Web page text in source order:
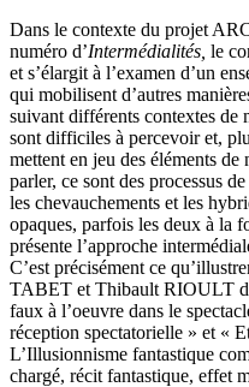
Dans le contexte du projet
numéro d’Intermédialités, le
et s’élargit à l’examen d’un
qui mobilisent d’autres
suivant différents contextes de
sont difficiles à percevoir et,
mettent en jeu des éléments
parler, ce sont des processus
les chevauchements et les
opaques, parfois les deux à la
présente l’approche
C’est précisément ce
TABET et Thibault RIOULT
faux à l’oeuvre dans le
réception spectatorielle » et «
L’Illusionnisme fantastique
chargé, récit fantastique, effet